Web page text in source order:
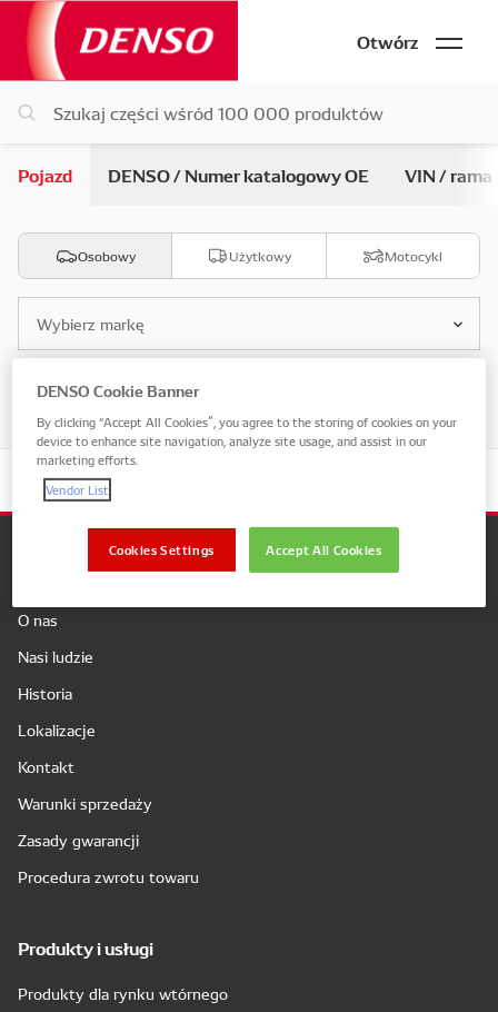
Otwórz
Pojazd DENSO / Numer katalogowy OE VIN / rama
Osobowy Użytkowy Motocykl
Wybierz markę
Wybierz model
O nas
Nasi ludzie
Historia
Lokalizacje
Kontakt
Warunki sprzedaży
Zasady gwarancji
Procedura zwrotu towaru
Produkty i usługi
Produkty dla rynku wtórnego
DENSO Cookie Banner
By clicking “Accept All Cookies”, you agree to the storing of cookies on your
device to enhance site navigation, analyze site usage, and assist in our
marketing efforts.
Vendor List
Accept All Cookies
Cookies Settings